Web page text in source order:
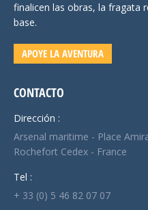
finalicen las obras, la fragata
base.
APOYE LA AVENTURA
CONTACTO
Dirección :
Arsenal maritime - Place
Rochefort Cedex - France
Tel :
+ 33 (0) 5 46 82 07 07